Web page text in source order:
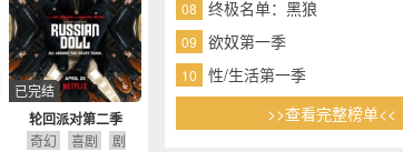
轮回派对第二季
已完结
奇幻 喜剧
剧
08 终极名单：黑狼
09 欲奴第一季
10
性/生活第一季
>>查看完整榜单<<